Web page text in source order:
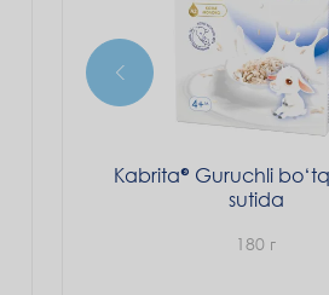
Kabrita
Guruchli
sutida
180 г